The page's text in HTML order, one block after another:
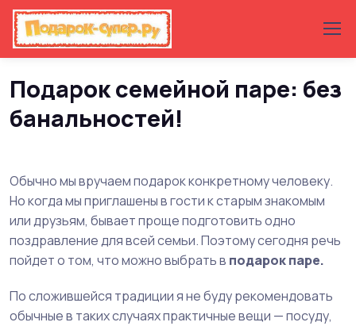
Главная Статьи с подарочными идеями
Подарок семейной паре: без
банальностей!
Обычно мы вручаем подарок конкретному человеку.
Но когда мы приглашены в гости к старым знакомым
или друзьям, бывает проще подготовить одно
поздравление для всей семьи. Поэтому сегодня речь
пойдет о том, что можно выбрать в подарок паре.
По сложившейся традиции я не буду рекомендовать
обычные в таких случаях практичные вещи — посуду,